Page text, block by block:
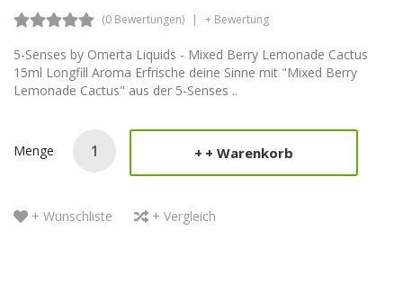
(0 Bewertungen) + Bewertung
5-Senses by Omerta Liquids - Mixed Berry Lemonade Cactus
15ml Longfill Aroma Erfrische deine Sinne mit "Mixed Berry
Lemonade Cactus" aus der 5-Senses ..
Menge + Warenkorb
+ Wunschliste + Vergleich